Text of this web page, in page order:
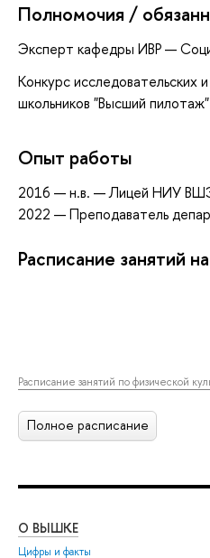
Полномочия /
Эксперт кафедры ИВР —
Конкурс исследовательских
школьников "Высший
Опыт работы
2016 — н.в. — Лицей НИУ
2022 — Преподаватель
Расписание занятий
Расписание занятий по физической
Полное расписание
О ВЫШКЕ
Цифры и факты